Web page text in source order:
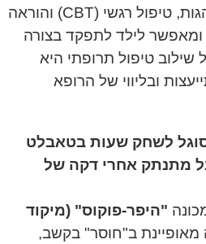
אינטנסיבית, עיצוב התנהגות, טיפול רגשי (CBT) והוראה
ומאפשר לילד לתפקד בצורה
טיפול תרופתי היא
ובליווי של הרופא
לשחק שעות בטאבלט
מתנתק אחרי דקה של
"היפר-פוקוס" (מיקוד
ב"חוסר" בקשב,